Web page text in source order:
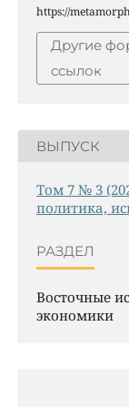
https://
Другие
ссылок
ВЫПУСК
Том 7 № 3
политика,
РАЗДЕЛ
Восточные
экономики